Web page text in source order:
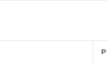
Query